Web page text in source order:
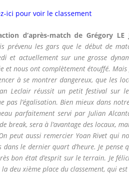
ici pour voir le classement
d’après-match de Grégory LE
prévenu les gars que le début de
et actuellement sur une grosse
et nous ont complètement étouffé.
à se montrer dangereux, que les
Leclair réussit un petit festival sur
pas l’égalisation. Bien mieux dans
parfaitement servi par Julian
break, sera à l’avantage des locaux,
peut aussi remercier Yoan Rivet qui
dans le dernier quart d’heure. Je pense
bon état d’esprit sur le terrain. Je
deu xième place du classement, qui